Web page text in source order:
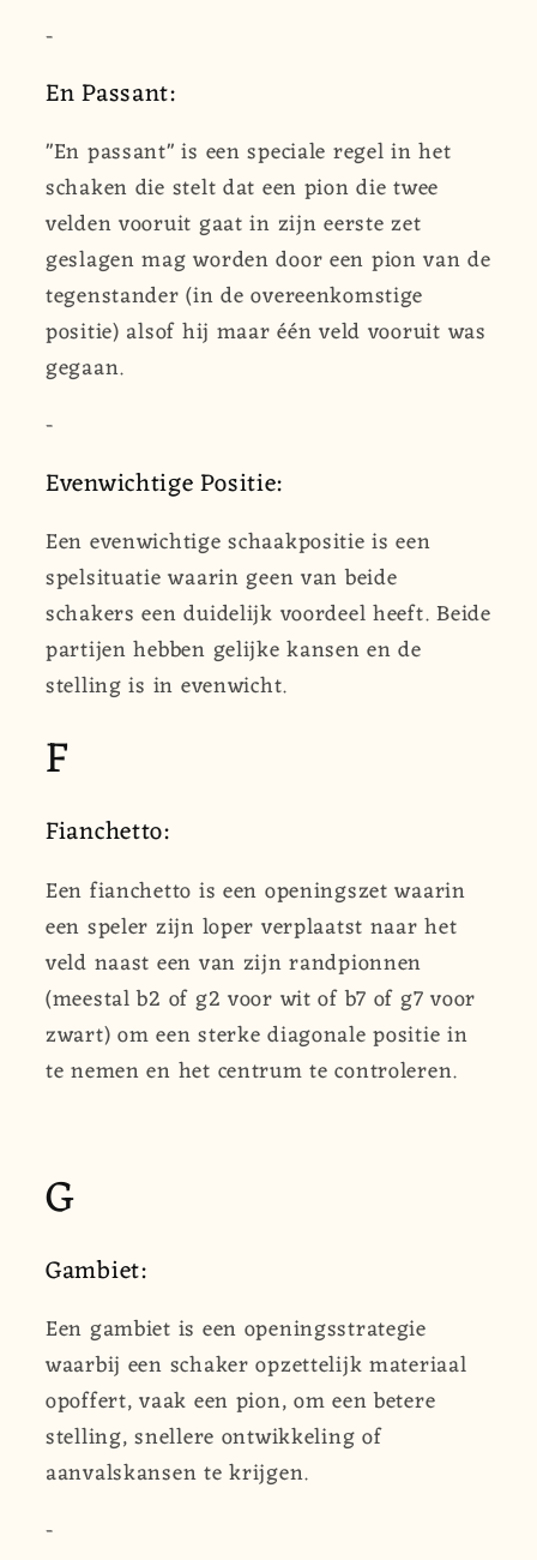
-
En Passant:
"En passant" is een speciale regel in het
schaken die stelt dat een pion die twee
velden vooruit gaat in zijn eerste zet
geslagen mag worden door een pion van de
tegenstander (in de overeenkomstige
positie) alsof hij maar één veld vooruit was
gegaan.
-
Evenwichtige Positie:
Een evenwichtige schaakpositie is een
spelsituatie waarin geen van beide
schakers een duidelijk voordeel heeft. Beide
partijen hebben gelijke kansen en de
stelling is in evenwicht.
F
Fianchetto:
Een fianchetto is een openingszet waarin
een speler zijn loper verplaatst naar het
veld naast een van zijn randpionnen
(meestal b2 of g2 voor wit of b7 of g7 voor
zwart) om een sterke diagonale positie in
te nemen en het centrum te controleren.
G
Gambiet:
Een gambiet is een openingsstrategie
waarbij een schaker opzettelijk materiaal
opoffert, vaak een pion, om een betere
stelling, snellere ontwikkeling of
aanvalskansen te krijgen.
-